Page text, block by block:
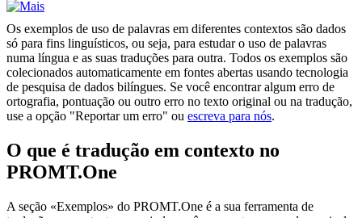
Os exemplos de uso de palavras em diferentes contextos são dados
só para fins linguísticos, ou seja, para estudar o uso de palavras
numa língua e as suas traduções para outra. Todos os exemplos são
colecionados automaticamente em fontes abertas usando tecnologia
de pesquisa de dados bilíngues. Se você encontrar algum erro de
ortografia, pontuação ou outro erro no texto original ou na tradução,
use a opção "Reportar um erro" ou escreva para nós.
O que é tradução em contexto no
PROMT.One
A seção «Exemplos» do PROMT.One é a sua ferramenta de